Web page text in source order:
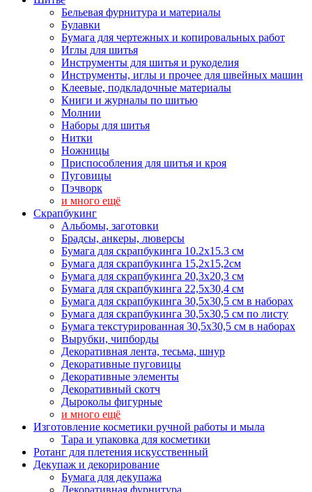
Бельевая фурнитура и материалы
Булавки
Бумага для чертежных и копировальных работ
Иглы для шитья
Инструменты для шитья и рукоделия
Инструменты, иглы и прочее для швейных машин
Клеевые, подкладочные материалы
Книги и журналы по шитью
Молнии
Наборы для шитья
Нитки
Ножницы
Приспособления для шитья и кроя
Пуговицы
Пэчворк
и много ещё
Скрапбукинг
Альбомы, заготовки
Брадсы, анкеры, люверсы
Бумага для скрапбукинга 10.2х15.3 см
Бумага для скрапбукинга 15,2х15,2см
Бумага для скрапбукинга 20,3х20,3 см
Бумага для скрапбукинга 22,5х30,4 см
Бумага для скрапбукинга 30,5х30,5 см в наборах
Бумага для скрапбукинга 30,5х30,5 см по листу
Бумага текстурированная 30,5х30,5 см в наборах
Вырубки, чипборды
Декоративная лента, тесьма, шнур
Декоративные пуговицы
Декоративные элементы
Декоративный скотч
Дыроколы фигурные
и много ещё
Изготовление косметики ручной работы и мыла
Тара и упаковка для косметики
Ротанг для плетения искусственный
Декупаж и декорирование
Бумага для декупажа
Декоративная фурнитура